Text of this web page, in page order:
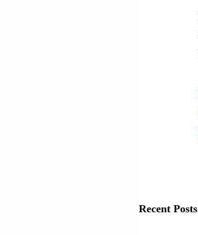
Recent Posts